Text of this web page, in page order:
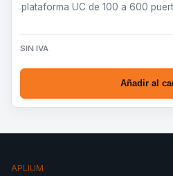
plataforma UC de 100 a 600
SIN IVA
Añadir al
APLIUM